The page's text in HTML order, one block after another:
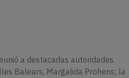
a destacadas autoridades
Balears, Margalida Prohens; la